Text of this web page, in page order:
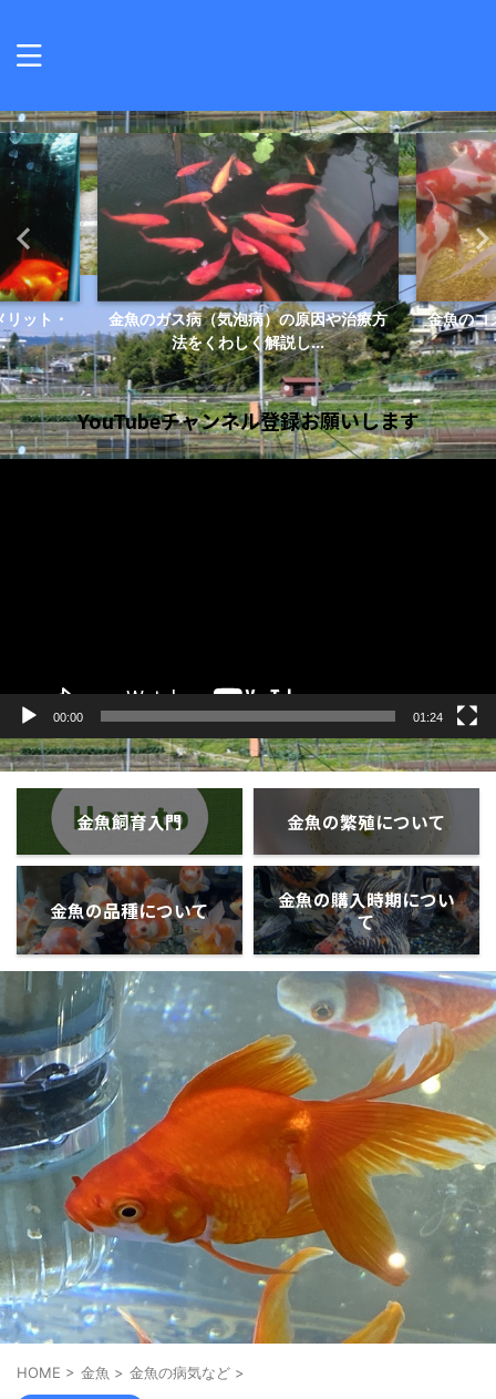
ット・
金魚のガス病（気泡病）の原因や治療方
法をくわしく解説し...
金魚のコ
YouTubeチャンネル登録お願いします
00:00 01:24
金魚飼育入門 金魚の繁殖について
金魚の品種について
金魚の購入時期につい
て
HOME > 金魚 > 金魚の病気など >